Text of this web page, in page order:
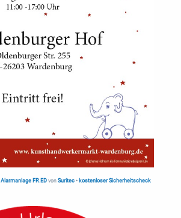
Alarmanlage FR.ED von Suritec • kostenloser Sicherheitscheck